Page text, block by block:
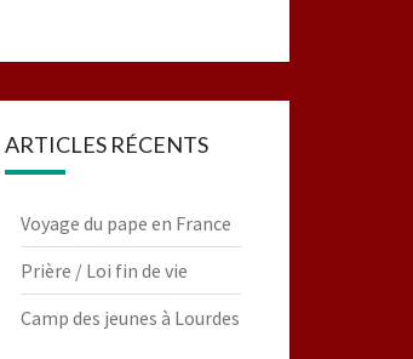
ARTICLES RÉCENTS
Voyage du pape en France
Prière / Loi fin de vie
Camp des jeunes à Lourdes